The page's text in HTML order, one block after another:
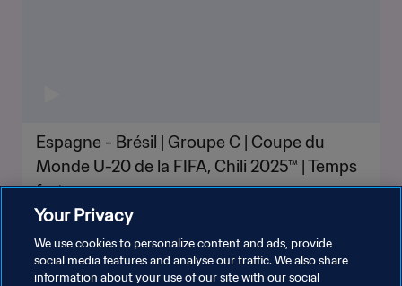
Espagne - Brésil | Groupe C | Coupe du
Monde U-20 de la FIFA, Chili 2025™ | Temps
forts
Your Privacy
We use cookies to personalize content and ads, provide
social media features and analyse our traffic. We also share
information about your use of our site with our social